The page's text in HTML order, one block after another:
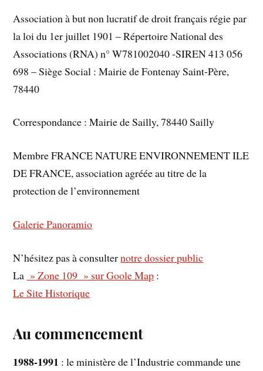
Association à but non lucratif de droit français régie par
la loi du 1er juillet 1901 – Répertoire National des
Associations (RNA) n° W781002040 -SIREN 413 056
698 – Siège Social : Mairie de Fontenay Saint-Père,
78440
Correspondance : Mairie de Sailly, 78440 Sailly
Membre FRANCE NATURE ENVIRONNEMENT ILE
DE FRANCE, association agréée au titre de la
protection de l’environnement
Galerie Panoramio
N’hésitez pas à consulternotre dossier public
La » Zone 109 » sur Goole Map :
Le Site Historique
Au commencement
1988-1991 : le ministère de l’Industrie commande une